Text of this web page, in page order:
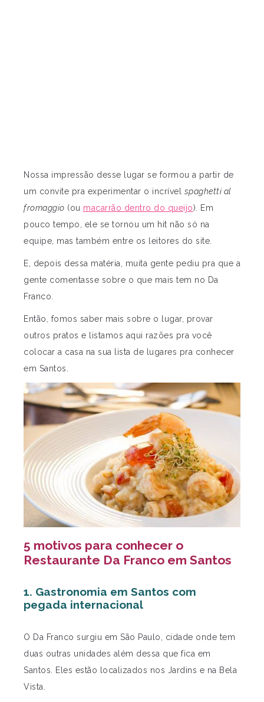
Nossa impressão desse lugar se formou a partir de
um convite pra experimentar o incrível spaghetti al
fromaggio (ou macarrão dentro do queijo). Em
pouco tempo, ele se tornou um hit não só na
equipe, mas também entre os leitores do site.
E, depois dessa matéria, muita gente pediu pra que a
gente comentasse sobre o que mais tem no Da
Franco.
Então, fomos saber mais sobre o lugar, provar
outros pratos e listamos aqui razões pra você
colocar a casa na sua lista de lugares pra conhecer
em Santos.
5 motivos para conhecer o
Restaurante Da Franco em Santos
1. Gastronomia em Santos com
pegada internacional
O Da Franco surgiu em São Paulo, cidade onde tem
duas outras unidades além dessa que fica em
Santos. Eles estão localizados nos Jardins e na Bela
Vista.